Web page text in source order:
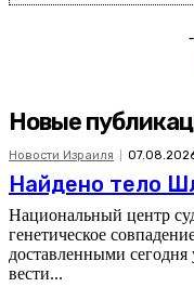
Новые
Новости Израиля
Найдено тело
Национальный центр
генетическое
доставленными
вести...